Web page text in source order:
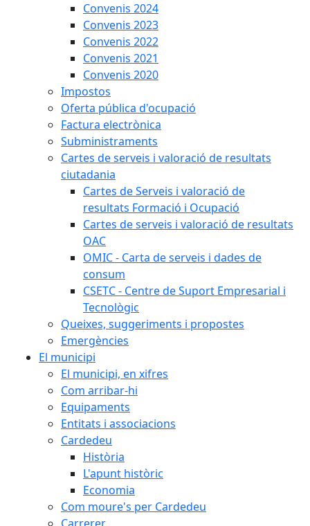
Convenis 2024
Convenis 2023
Convenis 2022
Convenis 2021
Convenis 2020
Impostos
Oferta pública d'ocupació
Factura electrònica
Subministraments
Cartes de serveis i valoració de resultats
ciutadania
Cartes de Serveis i valoració de
resultats Formació i Ocupació
Cartes de serveis i valoració de resultats
OAC
OMIC - Carta de serveis i dades de
consum
CSETC - Centre de Suport Empresarial i
Tecnològic
Queixes, suggeriments i propostes
Emergències
El municipi
El municipi, en xifres
Com arribar-hi
Equipaments
Entitats i associacions
Cardedeu
Història
L'apunt històric
Economia
Com moure's per Cardedeu